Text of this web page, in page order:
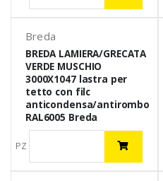
Breda
BREDA LAMIERA/GRECATA
VERDE MUSCHIO
3000X1047 lastra per
tetto con filc
anticondensa/antirombo
RAL6005 Breda
PZ